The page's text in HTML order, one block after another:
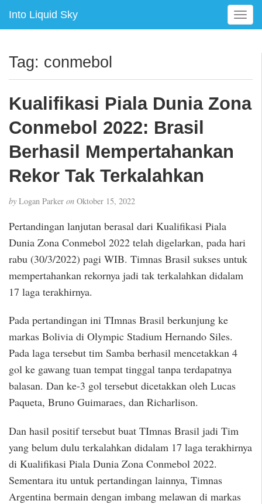
Into Liquid Sky
T
o
e
a
Tag: conmebol
Kualifikasi Piala Dunia Zona
Conmebol 2022: Brasil
Berhasil Mempertahankan
Rekor Tak Terkalahkan
by Logan Parker on Oktober 15, 2022
Pertandingan lanjutan berasal dari Kualifikasi Piala
Dunia Zona Conmebol 2022 telah digelarkan, pada hari
rabu (30/3/2022) pagi WIB. Timnas Brasil sukses untuk
mempertahankan rekornya jadi tak terkalahkan didalam
17 laga terakhirnya.
Pada pertandingan ini TImnas Brasil berkunjung ke
markas Bolivia di Olympic Stadium Hernando Siles.
Pada laga tersebut tim Samba berhasil mencetakkan 4
gol ke gawang tuan tempat tinggal tanpa terdapatnya
balasan. Dan ke-3 gol tersebut dicetakkan oleh Lucas
Paqueta, Bruno Guimaraes, dan Richarlison.
Dan hasil positif tersebut buat TImnas Brasil jadi Tim
yang belum dulu terkalahkan didalam 17 laga terakhirnya
di Kualifikasi Piala Dunia Zona Conmebol 2022.
Sementara itu untuk pertandingan lainnya, Timnas
Argentina bermain dengan imbang melawan di markas